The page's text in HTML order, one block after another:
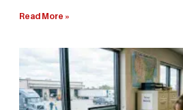
Read More »